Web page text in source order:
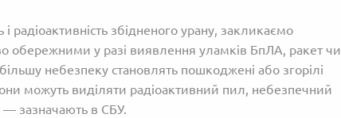
і радіоактивність збідненого урану, закликаємо
обережними у разі виявлення уламків БпЛА, ракет чи
небезпеку становлять пошкоджені або згорілі
можуть виділяти радіоактивний пил, небезпечний
зазначають в СБУ.